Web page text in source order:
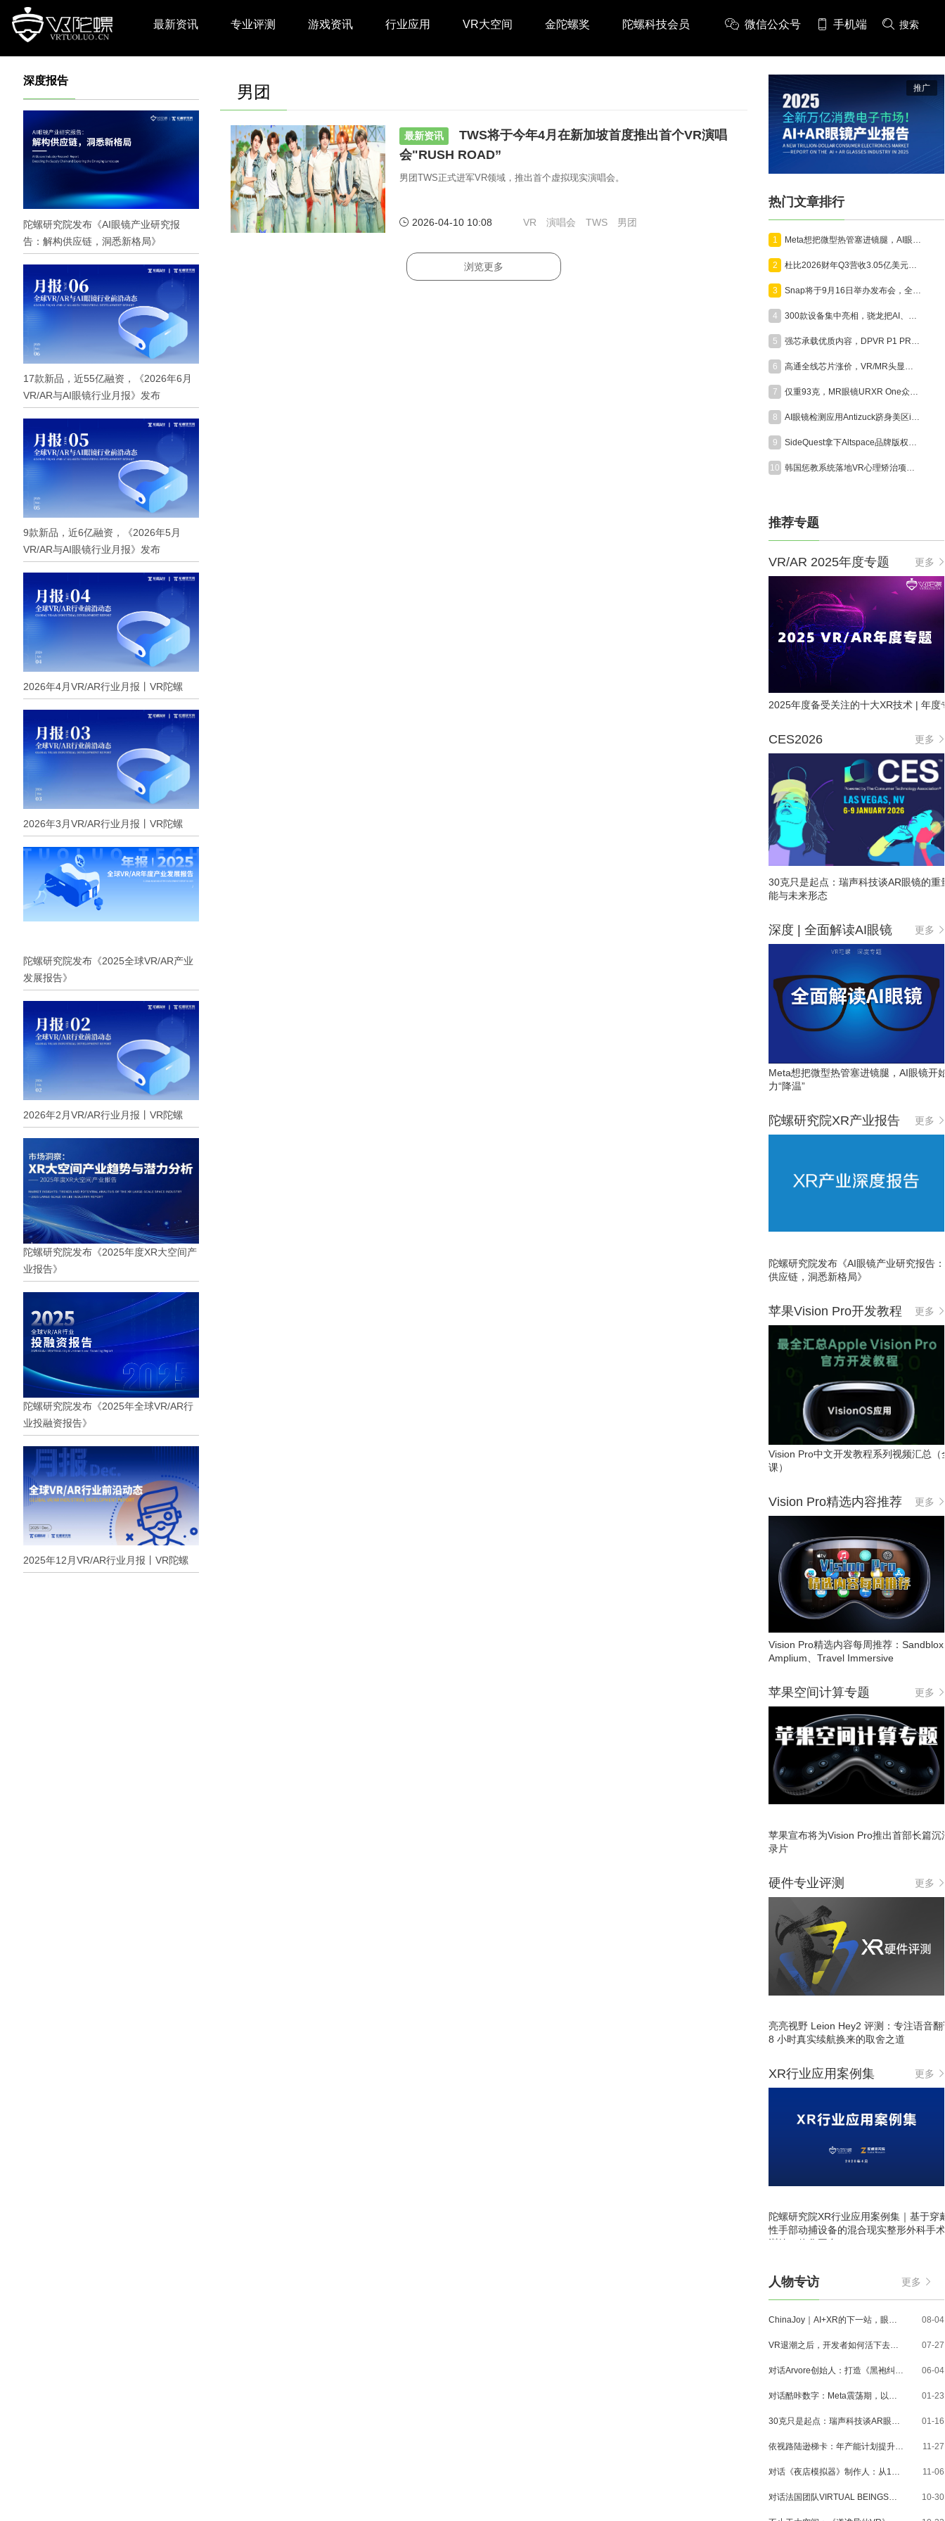
最新资讯 专业评测 游戏资讯 行业应用 VR大空间 金陀螺奖 陀螺科技会员 微信公众号 手机端 搜索
深度报告
陀螺研究院发布《AI眼镜产业研究报
告：解构供应链，洞悉新格局》
17款新品，近55亿融资，《2026年6月
VR/AR与AI眼镜行业月报》发布
9款新品，近6亿融资，《2026年5月
VR/AR与AI眼镜行业月报》发布
2026年4月VR/AR行业月报丨VR陀螺
2026年3月VR/AR行业月报丨VR陀螺
陀螺研究院发布《2025全球VR/AR产业
发展报告》
2026年2月VR/AR行业月报丨VR陀螺
陀螺研究院发布《2025年度XR大空间产
业报告》
陀螺研究院发布《2025年全球VR/AR行
业投融资报告》
2025年12月VR/AR行业月报丨VR陀螺
男团
最新资讯
TWS将于今年4月在新加坡首度推出首个VR演唱
会"RUSH ROAD”
男团TWS正式进军VR领域，推出首个虚拟现实演唱会。
2026-04-10 10:08 VR 演唱会 TWS 男团
浏览更多
推广
热门文章排行
1
2
3
4
5
6
7
8
9
10
推荐专题
VR/AR 2025年度专题 更多
2025年度备受关注的十大XR技术 | 年度
CES2026 更多
30克只是起点：瑞声科技谈AR眼镜的重
能与未来形态
深度 | 全面解读AI眼镜 更多
Meta想把微型热管塞进镜腿，AI眼镜开
力“降温”
陀螺研究院XR产业报告 更多
陀螺研究院发布《AI眼镜产业研究报告
供应链，洞悉新格局》
苹果Vision Pro开发教程 更多
Vision Pro中文开发教程系列视频汇总（
课）
Vision Pro精选内容推荐 更多
Vision Pro精选内容每周推荐：
Amplium、Travel Immersive
苹果空间计算专题 更多
苹果宣布将为Vision Pro推出首部长篇沉
录片
硬件专业评测 更多
亮亮视野 Leion Hey2 评测：专注语音
8 小时真实续航换来的取舍之道
XR行业应用案例集 更多
陀螺研究院XR行业应用案例集｜基于穿
性手部动捕设备的混合现实整形外科手
训练一体化平台
人物专访 更多
08-04
07-27
06-04
01-23
01-16
11-27
11-06
10-30